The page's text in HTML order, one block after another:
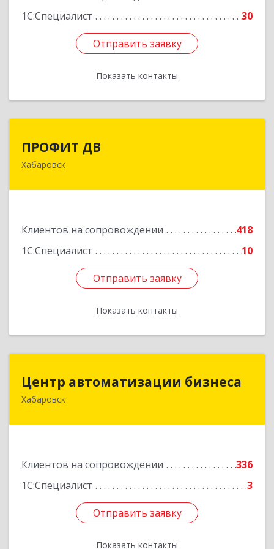
1С:Специалист
30
Отправить заявку
Показать контакты
Отправить заявку
Назад
ПРОФИТ ДВ
Хабаровск
Клиентов на сопровождении
418
1С:Специалист
10
Отправить заявку
Показать контакты
680000, Хабаровский край, Хабаровск г,
Отправить заявку
Назад
Центр автоматизации бизнеса
Хабаровск
Клиентов на сопровождении
336
1С:Специалист
3
Отправить заявку
Показать контакты
Центр автоматизации бизнеса
680030, Хабаровский край, Хабаровск г, Ленина
Отправить заявку
Назад